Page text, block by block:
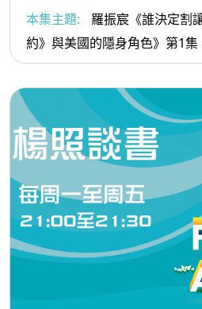
本集主題:
羅振宸《誰決定割
約》與美國的隱身角色》第1集